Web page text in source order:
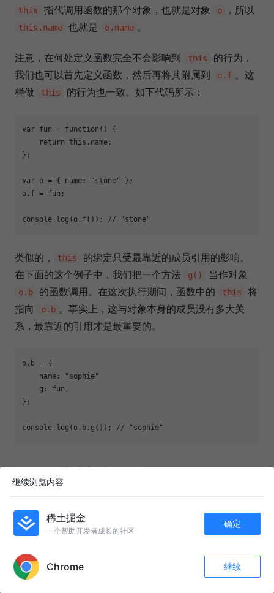
this 指代调用函数的那个对象，也就是对象 o ，所以
this.name 也就是 o.name 。
注意，在何处定义函数完全不会影响到 this
的行为，
我们也可以首先定义函数，然后再将其附属到
o.f 。这
样做
this 的行为也一致。如下代码所示：
var fun = function ( ) {
return
this .name;
};
var o = { name : "stone"
};
o.f = fun;
console .log(o.f()); // "stone"
类似的， this
的绑定只受最靠近的成员引用的影响。
在下面的这个例子中，我们把一个方法
g() 当作对象
o.b 的函数调用。在这次执行期间，函数中的 this
将
指向
o.b 。事实上，这与对象本身的成员没有多大关
系，最靠近的引用才是最重要的。
o.b = {
name :
"sophie"
    g: fun,
};
console .log(o.b.g()); // "sophie"
用 eval() 方法时，
指向哪里呢？答案很简单，
this 方法继承下来了。如下代码所示：
174
继续浏览内容
稀土掘金
一个帮助开发者成长的社区
确定
Chrome 继续